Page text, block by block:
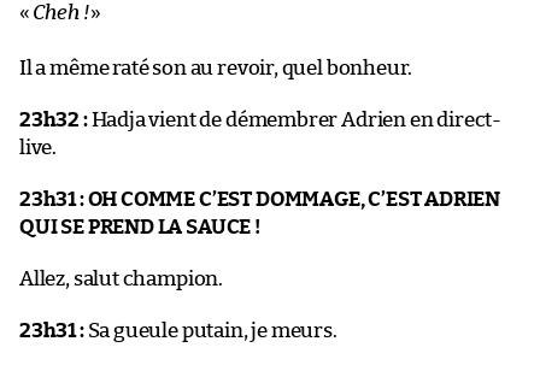
« Cheh !»
Il a même raté son au revoir, quel bonheur.
23h32 :Hadja vient de démembrer Adrien en direct-
live.
23h31 :OH COMME C’EST DOMMAGE, C’EST ADRIEN
QUI SE PREND LA SAUCE !
Allez, salut champion.
23h31 :Sa gueule putain, je meurs.